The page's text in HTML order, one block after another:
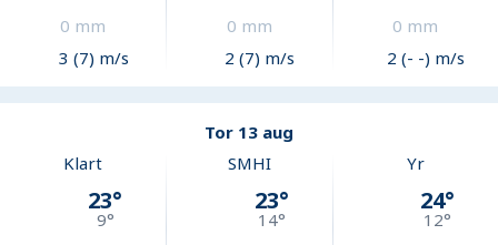
0 mm
3 (7) m/s
0 mm
2 (7) m/s
0 mm
2 (- -) m/s
Tor 13 aug
Klart
23°
9°
SMHI
23°
14°
Yr
24°
12°